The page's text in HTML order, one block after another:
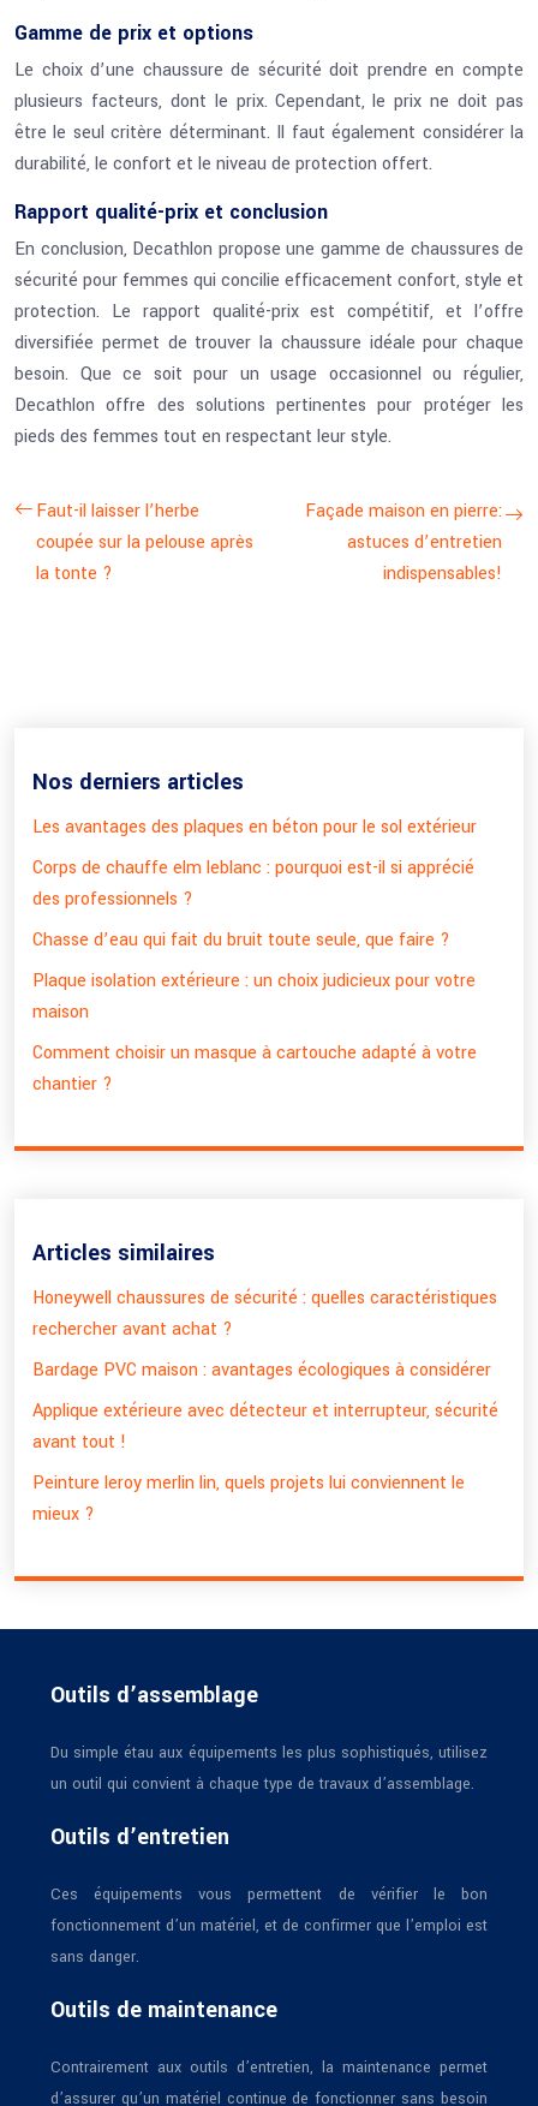
Gamme de prix et options
Le choix d’une chaussure de sécurité doit prendre en compte
plusieurs facteurs, dont le prix. Cependant, le prix ne doit pas
être le seul critère déterminant. Il faut également considérer la
durabilité, le confort et le niveau de protection offert.
Rapport qualité-prix et conclusion
En conclusion, Decathlon propose une gamme de chaussures de
sécurité pour femmes qui concilie efficacement confort, style et
protection. Le rapport qualité-prix est compétitif, et l’offre
diversifiée permet de trouver la chaussure idéale pour chaque
besoin. Que ce soit pour un usage occasionnel ou régulier,
Decathlon offre des solutions pertinentes pour protéger les
pieds des femmes tout en respectant leur style.
Faut-il laisser l’herbe
coupée sur la pelouse après
la tonte ?
Façade maison en pierre:
astuces d’entretien
indispensables!
Nos derniers articles
Les avantages des plaques en béton pour le sol extérieur
Corps de chauffe elm leblanc : pourquoi est-il si apprécié
des professionnels ?
Chasse d’eau qui fait du bruit toute seule, que faire ?
Plaque isolation extérieure : un choix judicieux pour votre
maison
Comment choisir un masque à cartouche adapté à votre
chantier ?
Articles similaires
Honeywell chaussures de sécurité : quelles caractéristiques
rechercher avant achat ?
Bardage PVC maison : avantages écologiques à considérer
Applique extérieure avec détecteur et interrupteur, sécurité
avant tout !
Peinture leroy merlin lin, quels projets lui conviennent le
mieux ?
Outils d’assemblage
Du simple étau aux équipements les plus sophistiqués, utilisez
un outil qui convient à chaque type de travaux d’assemblage.
Outils d’entretien
Ces équipements vous permettent de vérifier le bon
fonctionnement d’un matériel, et de confirmer que l’emploi est
sans danger.
Outils de maintenance
Contrairement aux outils d’entretien, la maintenance permet
d’assurer qu’un matériel continue de fonctionner sans besoin